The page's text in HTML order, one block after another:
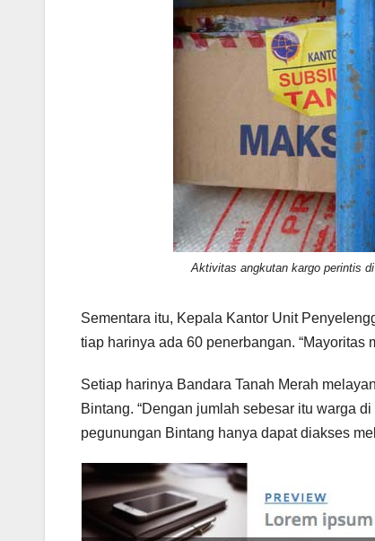
Aktivitas angkutan kargo perintis
Sementara itu, Kepala Kantor Unit
tiap harinya ada 60 penerbangan. “Mayoritas
Setiap harinya Bandara Tanah Merah
Bintang. “Dengan jumlah sebesar itu warga
pegunungan Bintang hanya dapat diakses